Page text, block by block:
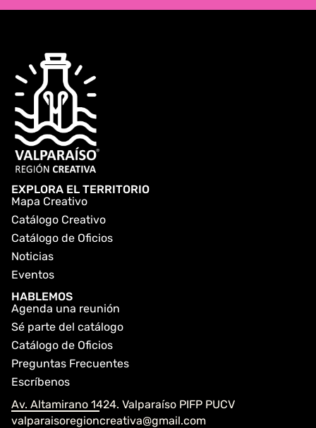
EXPLORA EL TERRITORIO
Mapa Creativo
Catálogo Creativo
Catálogo de Oficios
Noticias
Eventos
HABLEMOS
Agenda una reunión
Sé parte del catálogo
Catálogo de Oficios
Preguntas Frecuentes
Escríbenos
Av. Altamirano 1424. Valparaíso PIFP PUCV
valparaisoregioncreativa@gmail.com